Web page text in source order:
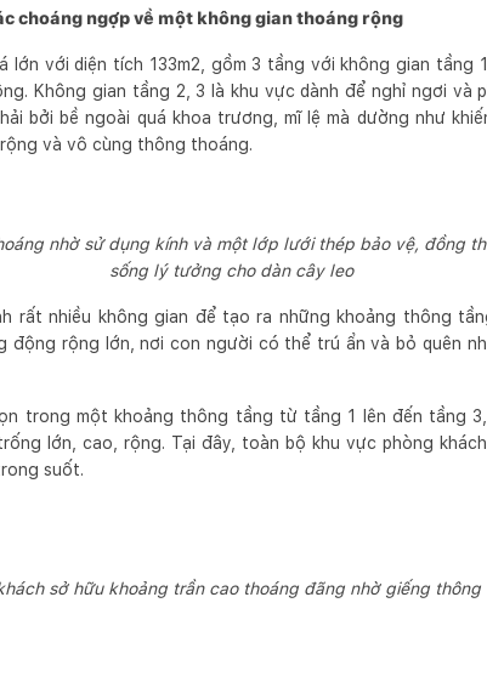
choáng ngợp về một không gian thoáng rộng
lớn với diện tích 133m2, gồm 3 tầng với không gian tầng
Không gian tầng 2, 3 là khu vực dành để nghỉ ngơi và
bởi bề ngoài quá khoa trương, mĩ lệ mà dường như
và vô cùng thông thoáng.
nhờ sử dụng kính và một lớp lưới thép bảo vệ, đồng
sống lý tưởng cho dàn cây leo
rất nhiều không gian để tạo ra những khoảng thông
động rộng lớn, nơi con người có thể trú ẩn và bỏ quên
trong một khoảng thông tầng từ tầng 1 lên đến tầng
lớn, cao, rộng. Tại đây, toàn bộ khu vực phòng
suốt.
sở hữu khoảng trần cao thoáng đãng nhờ giếng thông